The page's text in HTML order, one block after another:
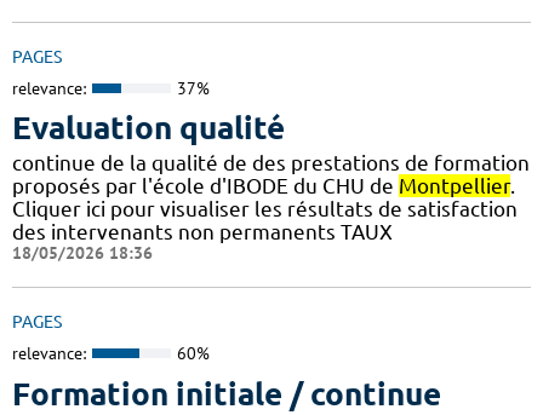
PAGES
relevance: 37%
Evaluation qualité
continue de la qualité de des prestations de formation
proposés par l'école d'IBODE du CHU de Montpellier.
Cliquer ici pour visualiser les résultats de satisfaction
des intervenants non permanents TAUX
18/05/2026 18:36
PAGES
relevance: 60%
Formation initiale / continue